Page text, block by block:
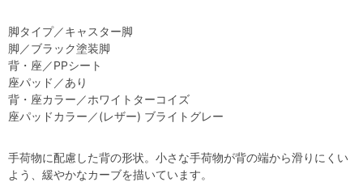
脚タイプ／キャスター脚
脚／ブラック塗装脚
背・座／PPシート
座パッド／あり
背・座カラー／ホワイトターコイズ
座パッドカラー／(レザー) ブライトグレー
手荷物に配慮した背の形状。小さな手荷物が背の端から滑りにくい
よう、緩やかなカーブを描いています。